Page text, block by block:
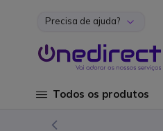
Ir para o Conteúdo
Precisa de ajuda?
Todos os produtos